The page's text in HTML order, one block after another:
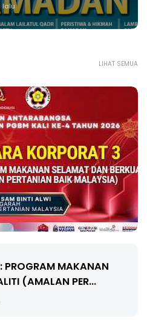
lalu
LIHAT SEMUA
PROGRAM MAKANAN
(AMALAN PER...